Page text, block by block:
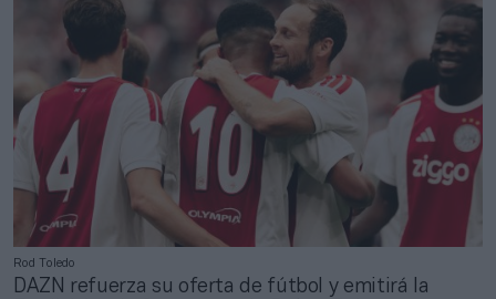
Rod Toledo
DAZN refuerza su oferta de fútbol y emitirá la